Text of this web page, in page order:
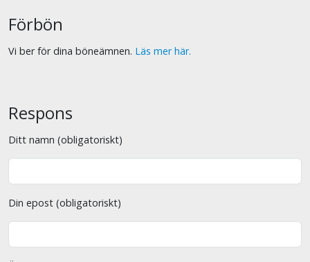
Förbön
Vi ber för dina böneämnen. Läs mer här.
Respons
Ditt namn (obligatoriskt)
Din epost (obligatoriskt)